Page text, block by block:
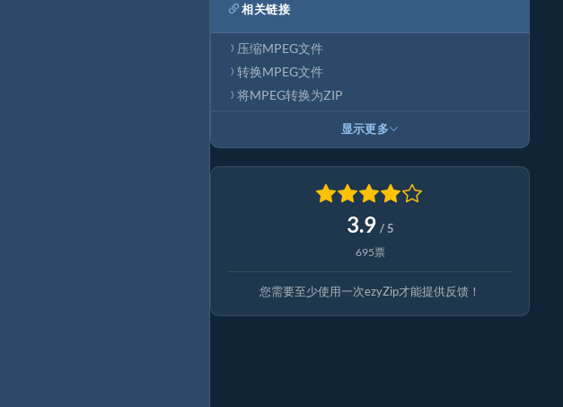
相关链接
压缩MPEG文件
转换MPEG文件
将MPEG转换为ZIP
显示更多
3.9 / 5
695票
您需要至少使用一次ezyZip才能提供反馈！